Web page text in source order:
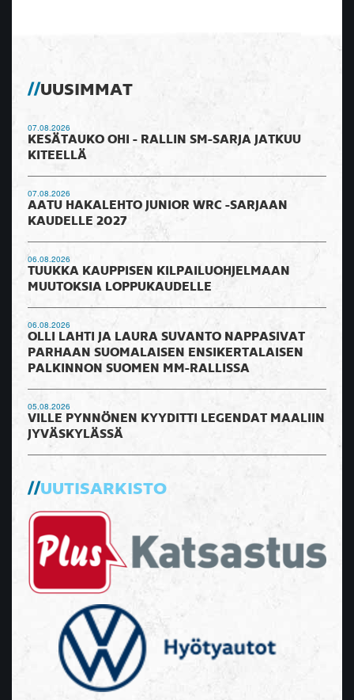
UUSIMMAT
07.08.2026
KESÄTAUKO OHI - RALLIN SM-SARJA JATKUU
KITEELLÄ
07.08.2026
AATU HAKALEHTO JUNIOR WRC -SARJAAN
KAUDELLE 2027
06.08.2026
TUUKKA KAUPPISEN KILPAILUOHJELMAAN
MUUTOKSIA LOPPUKAUDELLE
06.08.2026
OLLI LAHTI JA LAURA SUVANTO NAPPASIVAT
PARHAAN SUOMALAISEN ENSIKERTALAISEN
PALKINNON SUOMEN MM-RALLISSA
05.08.2026
VILLE PYNNÖNEN KYYDITTI LEGENDAT MAALIIN
JYVÄSKYLÄSSÄ
UUTISARKISTO